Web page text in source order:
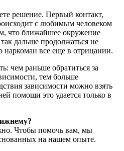
решение. Первый контакт,
с любимым человеком
что ближайшее окружение
дальше продолжаться не
наркоман все еще в отрицании.
чем раньше обратиться за
тем больше
зависимости можно взять
помощи это удается только в
Чтобы помочь вам, мы
на нашем опыте.